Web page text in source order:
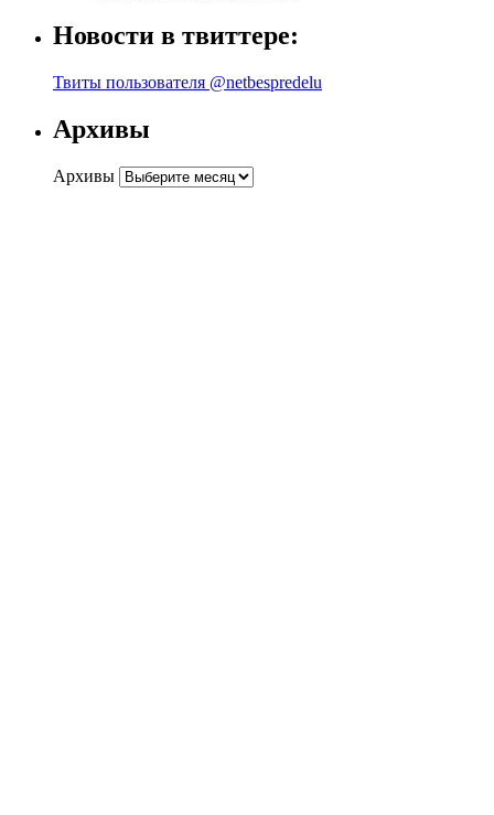
Новости в твиттере:
Твиты пользователя @netbespredelu
Архивы
Архивы